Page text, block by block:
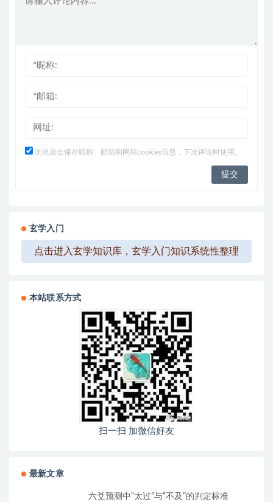
浏览器会保存昵称、邮箱和网站cookies信息，下次评论时使用。
玄学入门
点击进入玄学知识库，玄学入门知识系统性整理
本站联系方式
扫一扫 加微信好友
最新文章
六爻预测中“太过”与“不及”的判定标准